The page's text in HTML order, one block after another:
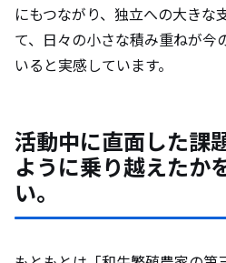
にもつながり、独立への大きな
て、日々の小さな積み重ねが今
いると実感しています。
活動中に直面した課
ように乗り越えたか
い。